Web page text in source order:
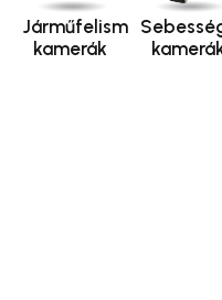
Járműfelismerő
kamerák